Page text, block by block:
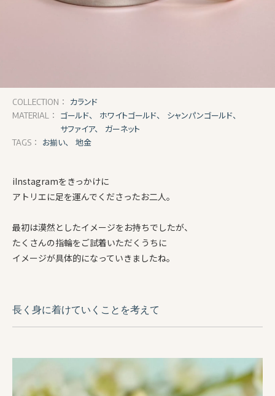
COLLECTION： カランド
MATERIAL： ゴールド、 ホワイトゴールド、
シャンパンゴールド、
サファイア、
ガーネット
TAGS： お揃い、 地金
iInstagramをきっかけに
アトリエに足を運んでくださったお二人。
最初は漠然としたイメージをお持ちでしたが、
たくさんの指輪をご試着いただくうちに
イメージが具体的になっていきましたね。
長く身に着けていくことを考えて